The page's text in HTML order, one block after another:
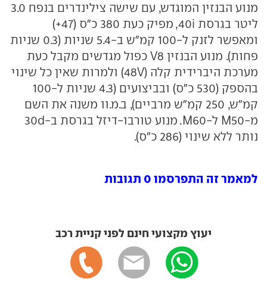
מנוע הבנזין המוגדש, עם שישה צילינדרים בנפח 3.0
ליטר בגרסת 40i, מפיק כעת 380 כ"ס (47+)
ומאפשר לזנק ל-100 קמ"ש ב-5.4 שניות (0.3 שניות
פחות). מנוע הבנזין V8 כפול מגדשים מקבל כעת
מערכת היברידית קלה (48V) ולמרות שאין כל שינוי
בהספק (530 כ"ס) ובביצועים (4.3 שניות ל-100
קמ"ש, 250 קמ"ש מרביים), ב.מ.וו משנה את השם
מ-M50 ל-M60. מנוע טורבו-דיזל בגרסת ב-30d
נותר ללא שינוי (286 כ"ס).
למאמר זה התפרסמו 0 תגובות
יעוץ מקצועי חינם לפני קניית רכב